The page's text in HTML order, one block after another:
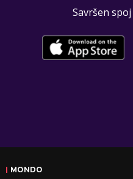
Savršen
MONDO